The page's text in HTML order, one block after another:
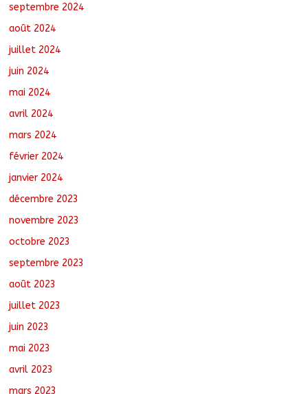
septembre 2024
août 2024
juillet 2024
juin 2024
mai 2024
avril 2024
mars 2024
février 2024
janvier 2024
décembre 2023
novembre 2023
octobre 2023
septembre 2023
août 2023
juillet 2023
juin 2023
mai 2023
avril 2023
mars 2023